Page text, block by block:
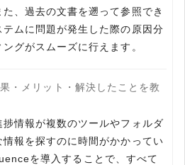
、過去の文書を遡って参照でき
ムに問題が発生した際の原因分
グがスムーズに行えます。
・メリット・解決したことを教
情報が複数のツールやフォルダ
報を探すのに時間がかかってい
を導入することで、すべて